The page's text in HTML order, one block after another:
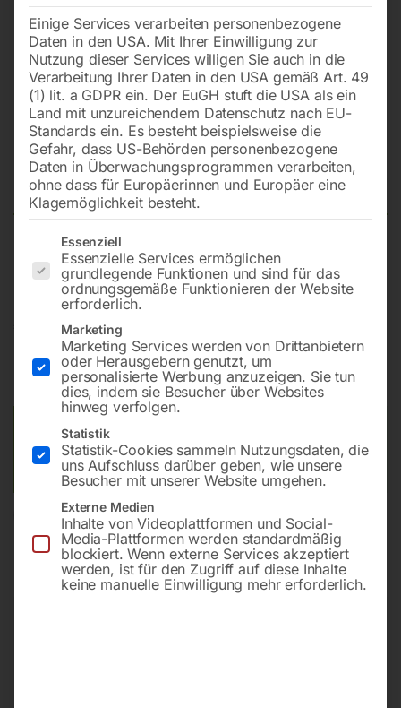
Schweißbrille
mit Gläser DIN 5, schraubbar
11,40
inkl. MwSt. zzgl.Versandkosten
Lieferzeit:ca. 2 - 3 Tage
Versandkosten Standard (Österreich):
Bitte beachten Sie: Die Versandkosten gelten für Österreich.
Andere Länder können abweichen.
In den Warenkorb
Einige Services verarbeiten personenbezogene
Daten in den USA. Mit Ihrer Einwilligung zur
Nutzung dieser Services willigen Sie auch in die
Verarbeitung Ihrer Daten in den USA gemäß Art. 49
(1) lit. a GDPR ein. Der EuGH stuft die USA als ein
Land mit unzureichendem Datenschutz nach EU-
Standards ein. Es besteht beispielsweise die
Gefahr, dass US-Behörden personenbezogene
Daten in Überwachungsprogrammen verarbeiten,
ohne dass für Europäerinnen und Europäer eine
Klagemöglichkeit besteht.
Es folgt eine Liste der Service-Gruppen, für die eine
Essenziell
Essenzielle Services ermöglichen
grundlegende Funktionen und sind für das
ordnungsgemäße Funktionieren der Website
erforderlich.
Marketing
Marketing Services werden von Drittanbietern
oder Herausgebern genutzt, um
personalisierte Werbung anzuzeigen. Sie tun
dies, indem sie Besucher über Websites
hinweg verfolgen.
Statistik
Statistik-Cookies sammeln Nutzungsdaten, die
uns Aufschluss darüber geben, wie unsere
Besucher mit unserer Website umgehen.
Externe Medien
Inhalte von Videoplattformen und Social-
Media-Plattformen werden standardmäßig
blockiert. Wenn externe Services akzeptiert
werden, ist für den Zugriff auf diese Inhalte
keine manuelle Einwilligung mehr erforderlich.